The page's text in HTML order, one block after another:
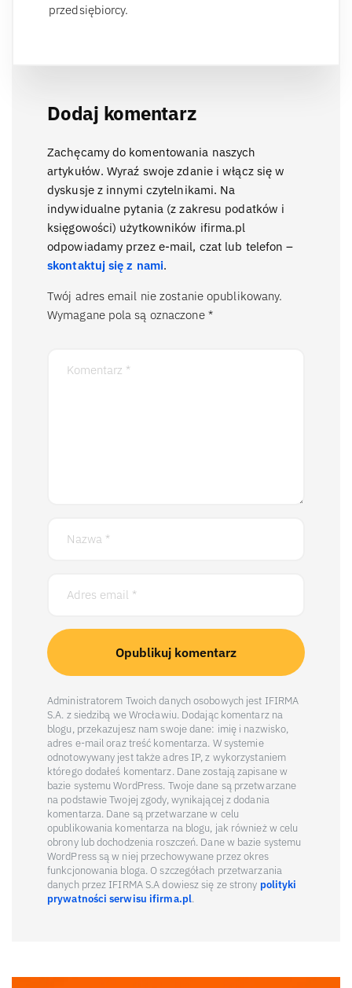
przedsiębiorcy.
Dodaj komentarz
Zachęcamy do komentowania naszych
artykułów. Wyraź swoje zdanie i włącz się w
dyskusje z innymi czytelnikami. Na
indywidualne pytania (z zakresu podatków i
księgowości) użytkowników ifirma.pl
odpowiadamy przez e-mail, czat lub telefon –
skontaktuj się z nami.
Twój adres email nie zostanie opublikowany.
Wymagane pola są oznaczone *
Administratorem Twoich danych osobowych jest IFIRMA
S.A. z siedzibą we Wrocławiu. Dodając komentarz na
blogu, przekazujesz nam swoje dane: imię i nazwisko,
adres e-mail oraz treść komentarza. W systemie
odnotowywany jest także adres IP, z wykorzystaniem
którego dodałeś komentarz. Dane zostają zapisane w
bazie systemu WordPress. Twoje dane są przetwarzane
na podstawie Twojej zgody, wynikającej z dodania
komentarza. Dane są przetwarzane w celu
opublikowania komentarza na blogu, jak również w celu
obrony lub dochodzenia roszczeń. Dane w bazie systemu
WordPress są w niej przechowywane przez okres
funkcjonowania bloga. O szczegółach przetwarzania
danych przez IFIRMA S.A dowiesz się ze strony polityki
prywatności serwisu ifirma.pl.